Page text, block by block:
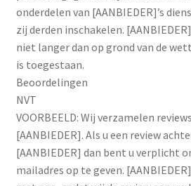
onderdelen van [AANBIEDER]’s
zij derden inschakelen.
niet langer dan op grond van de
is toegestaan.
Beoordelingen
NVT
VOORBEELD: Wij verzamelen
[AANBIEDER]. Als u een review
[AANBIEDER] dan bent u verplicht
mailadres op te geven.